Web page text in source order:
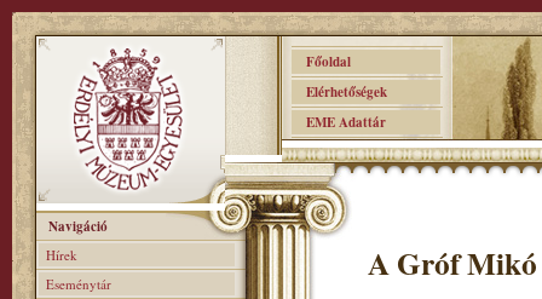
Főoldal
Elérhetőségek
EME Adattár
Navigáció
Hírek
Eseménytár
A Gróf